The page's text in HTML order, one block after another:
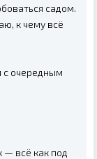
садом.
к чему всё
с очередным
всё как под